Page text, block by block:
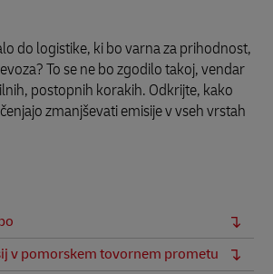
do logistike, ki bo varna za prihodnost,
To se ne bo zgodilo takoj, vendar
postopnih korakih. Odkrijte, kako
zmanjševati emisije v vseh vrstah
v pomorskem tovornem prometu